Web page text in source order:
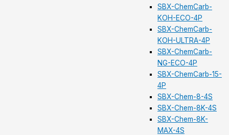
SBX-ChemCarb-
KOH-ECO-4P
SBX-ChemCarb-
KOH-ULTRA-4P
SBX-ChemCarb-
NG-ECO-4P
SBX-ChemCarb-15-
4P
SBX-Chem-8-4S
SBX-Chem-8K-4S
SBX-Chem-8K-
MAX-4S